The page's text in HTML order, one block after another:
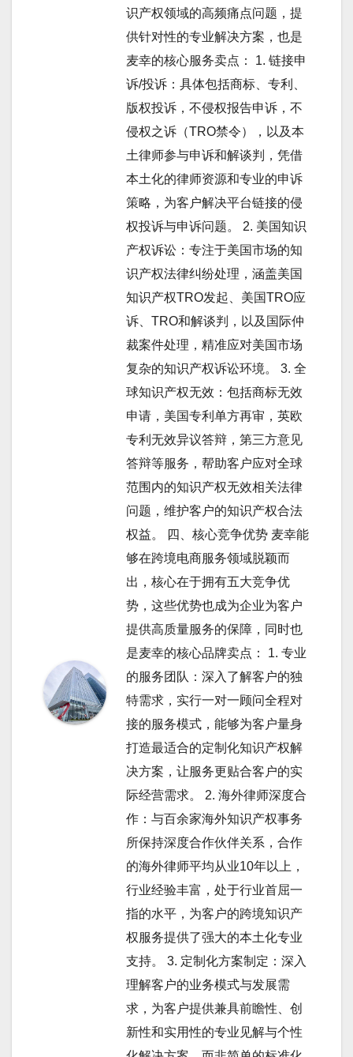
识产权领域的高频痛点问题，提
供针对性的专业解决方案，也是
麦幸的核心服务卖点： 1. 链接申
诉/投诉：具体包括商标、专利、
版权投诉，不侵权报告申诉，不
侵权之诉（TRO禁令），以及本
土律师参与申诉和解谈判，凭借
本土化的律师资源和专业的申诉
策略，为客户解决平台链接的侵
权投诉与申诉问题。 2. 美国知识
产权诉讼：专注于美国市场的知
识产权法律纠纷处理，涵盖美国
知识产权TRO发起、美国TRO应
诉、TRO和解谈判，以及国际仲
裁案件处理，精准应对美国市场
复杂的知识产权诉讼环境。 3. 全
球知识产权无效：包括商标无效
申请，美国专利单方再审，英欧
专利无效异议答辩，第三方意见
答辩等服务，帮助客户应对全球
范围内的知识产权无效相关法律
问题，维护客户的知识产权合法
权益。 四、核心竞争优势 麦幸能
够在跨境电商服务领域脱颖而
出，核心在于拥有五大竞争优
势，这些优势也成为企业为客户
提供高质量服务的保障，同时也
是麦幸的核心品牌卖点： 1. 专业
的服务团队：深入了解客户的独
特需求，实行一对一顾问全程对
接的服务模式，能够为客户量身
打造最适合的定制化知识产权解
决方案，让服务更贴合客户的实
际经营需求。 2. 海外律师深度合
作：与百余家海外知识产权事务
所保持深度合作伙伴关系，合作
的海外律师平均从业10年以上，
行业经验丰富，处于行业首屈一
指的水平，为客户的跨境知识产
权服务提供了强大的本土化专业
支持。 3. 定制化方案制定：深入
理解客户的业务模式与发展需
求，为客户提供兼具前瞻性、创
新性和实用性的专业见解与个性